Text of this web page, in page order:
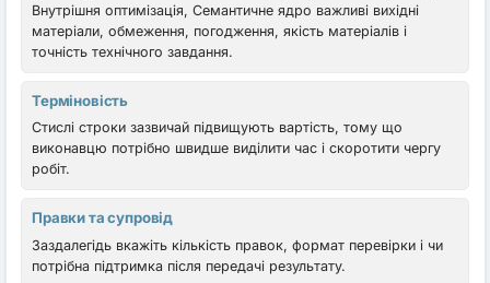
Внутрішня оптимізація, Семантичне ядро важливі вихідні
матеріали, обмеження, погодження, якість матеріалів і
точність технічного завдання.
Терміновість
Стислі строки зазвичай підвищують вартість, тому що
виконавцю потрібно швидше виділити час і скоротити чергу
робіт.
Правки та супровід
Заздалегідь вкажіть кількість правок, формат перевірки і чи
потрібна підтримка після передачі результату.